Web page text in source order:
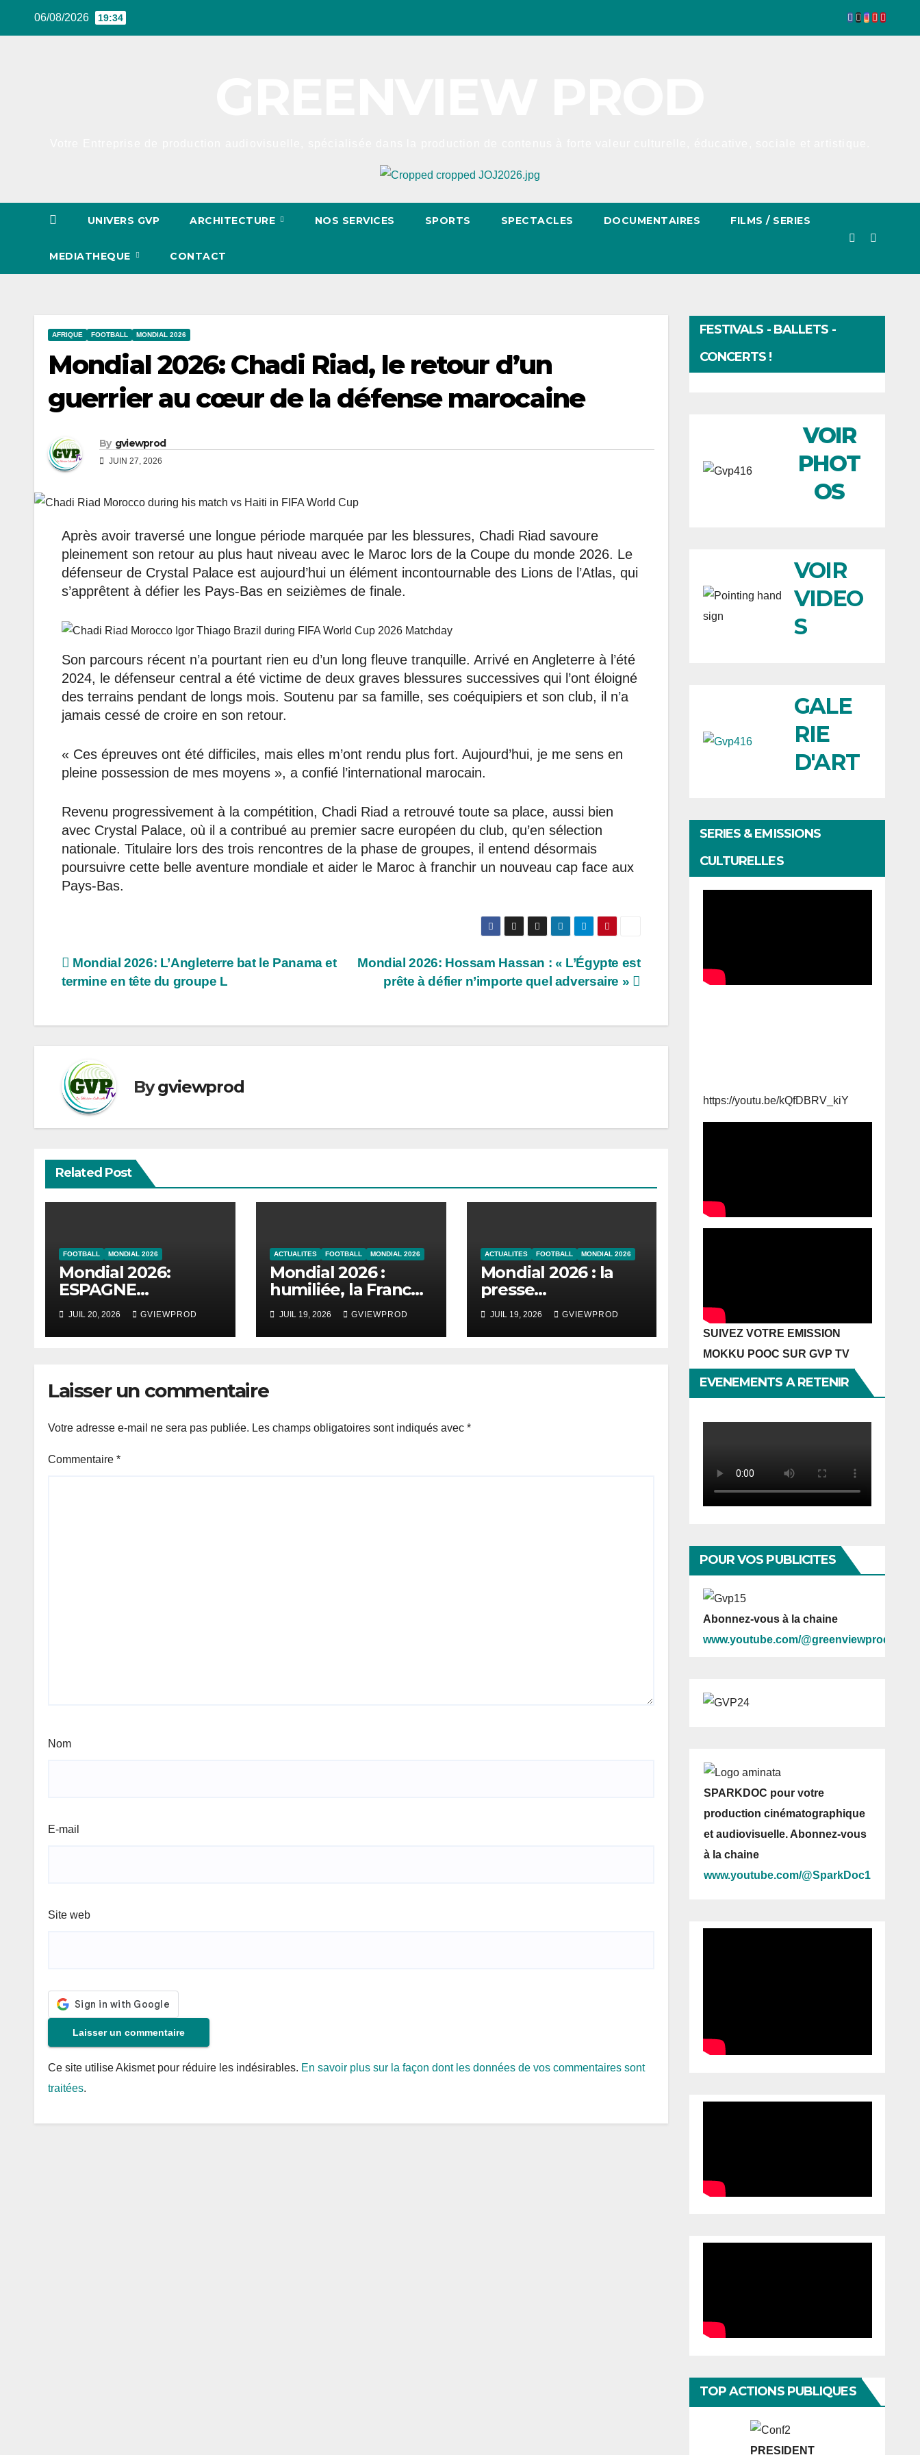
06/08/2026 19:34
UNIVERS GVP ARCHITECTURE NOS SERVICES SPORTS SPECTACLES DOCUMENTAIRES FILMS / SERIES
MEDIATHEQUE CONTACT
AFRIQUE FOOTBALL MONDIAL 2026
Mondial 2026: Chadi Riad, le retour d’un
guerrier au cœur de la défense marocaine
By gviewprod
JUIN 27, 2026
Après avoir traversé une longue période marquée par les blessures, Chadi Riad savoure
pleinement son retour au plus haut niveau avec le Maroc lors de la Coupe du monde 2026. Le
défenseur de Crystal Palace est aujourd’hui un élément incontournable des Lions de l’Atlas, qui
s’apprêtent à défier les Pays-Bas en seizièmes de finale.
Son parcours récent n’a pourtant rien eu d’un long fleuve tranquille. Arrivé en Angleterre à l’été
2024, le défenseur central a été victime de deux graves blessures successives qui l’ont éloigné
des terrains pendant de longs mois. Soutenu par sa famille, ses coéquipiers et son club, il n’a
jamais cessé de croire en son retour.
« Ces épreuves ont été difficiles, mais elles m’ont rendu plus fort. Aujourd’hui, je me sens en
pleine possession de mes moyens », a confié l’international marocain.
Revenu progressivement à la compétition, Chadi Riad a retrouvé toute sa place, aussi bien
avec Crystal Palace, où il a contribué au premier sacre européen du club, qu’en sélection
nationale. Titulaire lors des trois rencontres de la phase de groupes, il entend désormais
poursuivre cette belle aventure mondiale et aider le Maroc à franchir un nouveau cap face aux
Pays-Bas.
Navigation
l’article
Mondial 2026: Hossam Hassan : « L’Égypte est
prête à défier n’importe quel adversaire »
Mondial 2026: L’Angleterre bat le Panama et
termine en tête du groupe L
Bygviewprod
Related Post
FOOTBALL MONDIAL 2026
Mondial 2026:
ESPAGNE
Championne
JUIL 20, 2026 GVIEWPROD
ACTUALITES FOOTBALL MONDIAL 2026
Mondial 2026 :
humiliée, la France
s’effondre face à
l’Angleterre
JUIL 19, 2026 GVIEWPROD
ACTUALITES FOOTBALL MONDIAL 2026
Mondial 2026 : la
presse
internationale
émerveillée par un
duel de choc entre
JUIL 19, 2026 GVIEWPROD
Laisser un commentaire
Votre adresse e-mail ne sera pas publiée. Les champs obligatoires sont indiqués avec *
Commentaire *
Nom
E-mail
Site web
Ce site utilise Akismet pour réduire les indésirables. En savoir plus sur la façon dont les données de vos commentaires sont
traitées.
FESTIVALS - BALLETS -
CONCERTS !
VOIR
PHOT
OS
VOIR
VIDEO
S
GALE
RIE
D'ART
SERIES & EMISSIONS
CULTURELLES
https://youtu.be/kQfDBRV_kiY
SUIVEZ VOTRE EMISSION
MOKKU POOC SUR GVP TV
EVENEMENTS A RETENIR
POUR VOS PUBLICITES
Abonnez-vous à la chaine
www.youtube.com/@greenviewprod
SPARKDOC pour votre
production cinématographique
et audiovisuelle. Abonnez-vous
à la chaine
www.youtube.com/@SparkDoc1
TOP ACTIONS PUBLIQUES
PRESIDENT